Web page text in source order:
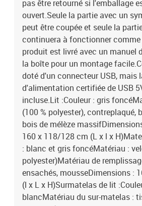
pas être retourné si l'emballage
ouvert.Seule la partie avec un
peut être coupée et seule la
continuera à fonctionner
produit est livré avec un manuel
la boîte pour un montage
doté d'un connecteur USB, mais
d'alimentation certifiée de USB
incluse.Lit :Couleur : gris
(100 % polyester), contreplaqué,
bois de mélèze
160 x 118/128 cm (L x l x
: blanc et gris foncéMatériau :
polyester)Matériau de
ensachés, mousseDimensions :
(l x L x H)Surmatelas de lit
blancMatériau du sur-matelas :